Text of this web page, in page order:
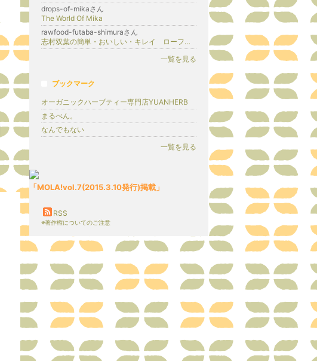
drops-of-mikaさん
The World Of Mika
rawfood-futaba-shimuraさん
志村双葉の簡単・おいしい・キレイ ローフードのブログ
一覧を見る
ブックマーク
オーガニックハーブティー専門店YUANHERB
まるべん。
なんでもない
一覧を見る
「MOLA!vol.7(2015.3.10発行)掲載」
RSS
※著作権についてのご注意